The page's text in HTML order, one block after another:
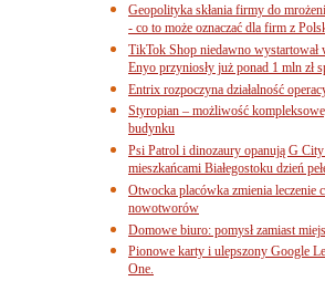
Geopolityka skłania firmy do
- co to może oznaczać dla firm z
TikTok Shop niedawno wystartował
Enyo przyniosły już ponad 1 mln zł
Entrix rozpoczyna działalność
Styropian – możliwość
budynku
Psi Patrol i dinozaury opanują G City
mieszkańcami Białegostoku dzień
Otwocka placówka zmienia leczenie
nowotworów
Domowe biuro: pomysł zamiast
Pionowe karty i ulepszony Google
One.